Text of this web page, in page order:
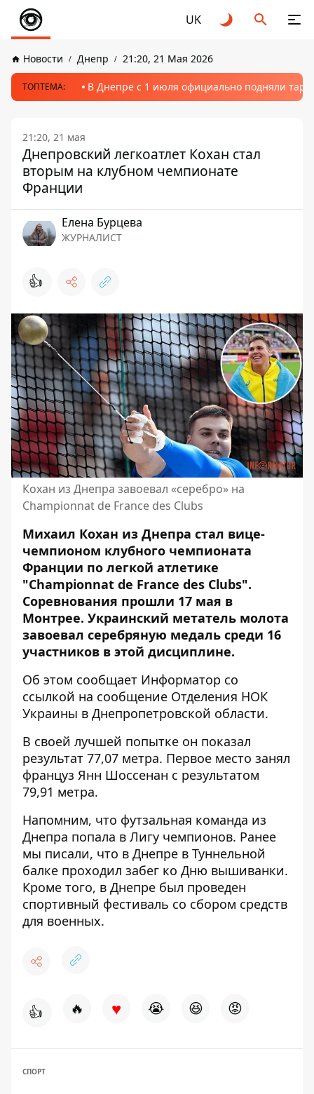
UK
Новости Днепр 21:20, 21 Мая 2026
ТОПТЕМА: В Днепре с 1 июля официально подняли
21:20, 21 мая
Днепровский легкоатлет Кохан стал
вторым на клубном чемпионате
Франции
Елена Бурцева
ЖУРНАЛИСТ
👍
Кохан из Днепра завоевал «серебро» на
Championnat de France des Clubs
Михаил Кохан из Днепра стал вице-
чемпионом клубного чемпионата
Франции по легкой атлетике
"Championnat de France des Clubs".
Соревнования прошли 17 мая в
Монтрее. Украинский метатель молота
завоевал серебряную медаль среди 16
участников в этой дисциплине.
Об этом сообщает Информатор со
ссылкой на сообщение Отделения НОК
Украины в Днепропетровской области.
В своей лучшей попытке он показал
результат 77,07 метра. Первое место занял
француз Янн Шоссенан с результатом
79,91 метра.
Напомним, что футзальная команда из
Днепра попала в Лигу чемпионов. Ранее
мы писали, что в Днепре в Туннельной
балке проходил забег ко Дню вышиванки.
Кроме того, в Днепре был проведен
спортивный фестиваль со сбором средств
для военных.
👍 🔥 ♥ 😭 😆 😡
СПОРТ